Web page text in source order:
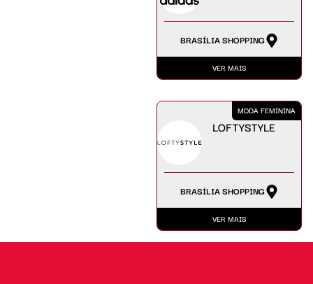
BRASÍLIA SHOPPING
VER MAIS
MODA FEMININA
LOFTYSTYLE
BRASÍLIA SHOPPING
VER MAIS